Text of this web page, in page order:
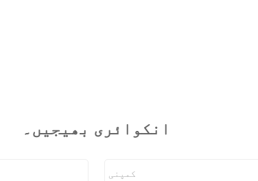
انکوائری بھیجیں۔